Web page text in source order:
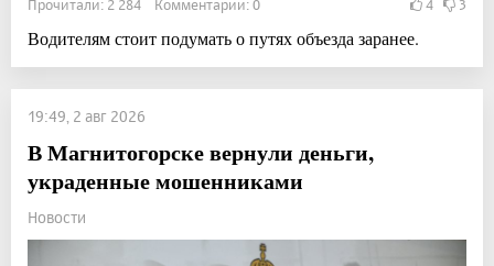
Прочитали: 2 284 Комментарии: 0 4 3
Водителям стоит подумать о путях объезда заранее.
19:49, 2 авг 2026
В Магнитогорске вернули деньги,
украденные мошенниками
Новости